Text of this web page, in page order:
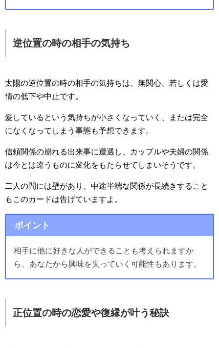
逆位置の時の相手の気持ち
太陽の逆位置の時の相手の気持ちは、無関心、若しくは愛
情の低下や中止です。
愛しているという気持ちが小さくなっていく、または完全
になくなってしまう事態も予想できます。
信頼関係の崩れる出来事に遭遇し、カップルや夫婦の関係
は今とは違うものに変化をもたらせてしまいそうです。
二人の間には壁があり、中途半端な関係が長続きすること
もこのカードは告げていますよ。
ポイント
相手に他に好きな人ができることも考えられますか
ら、あなたから興味を失っていく可能性もあります。
正位置の時の恋愛や復縁が叶う秘訣